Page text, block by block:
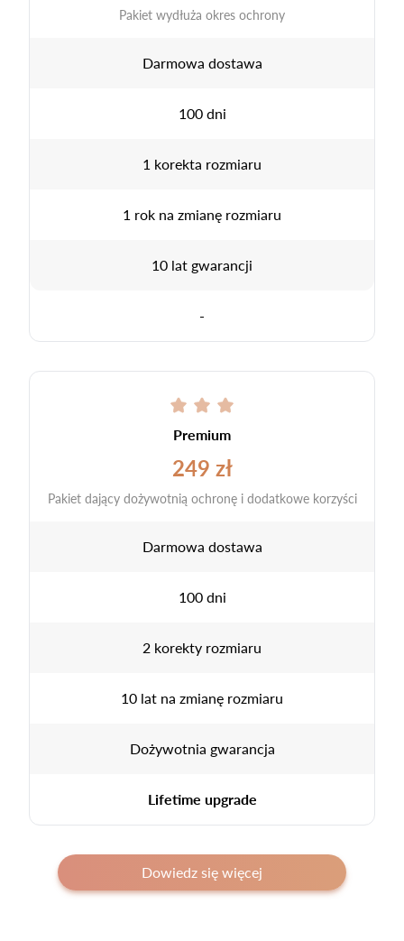
Pakiet wydłuża okres ochrony
Darmowa dostawa
100 dni
1 korekta rozmiaru
1 rok na zmianę rozmiaru
10 lat gwarancji
-
Premium
249 zł
Pakiet dający dożywotnią ochronę i dodatkowe korzyści
Darmowa dostawa
100 dni
2 korekty rozmiaru
10 lat na zmianę rozmiaru
Dożywotnia gwarancja
Lifetime upgrade
Dowiedz się więcej